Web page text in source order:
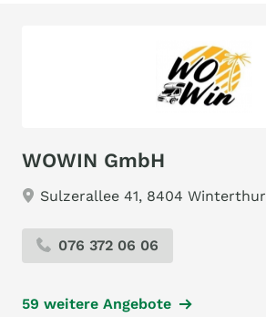
WOWIN GmbH
Sulzerallee 41, 8404 Winterthur
076 372 06 06
59 weitere Angebote